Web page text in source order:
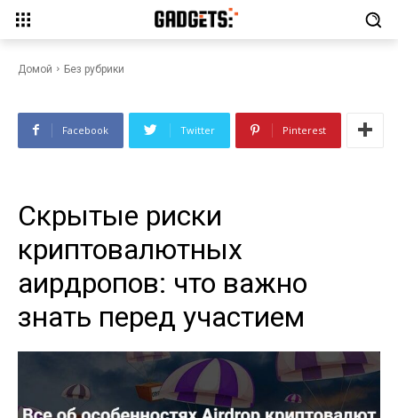
Домой Без рубрики
что важно знать перед
Facebook Twitter Pinterest
Скрытые риски
криптовалютных
аирдропов: что важно
знать перед участием